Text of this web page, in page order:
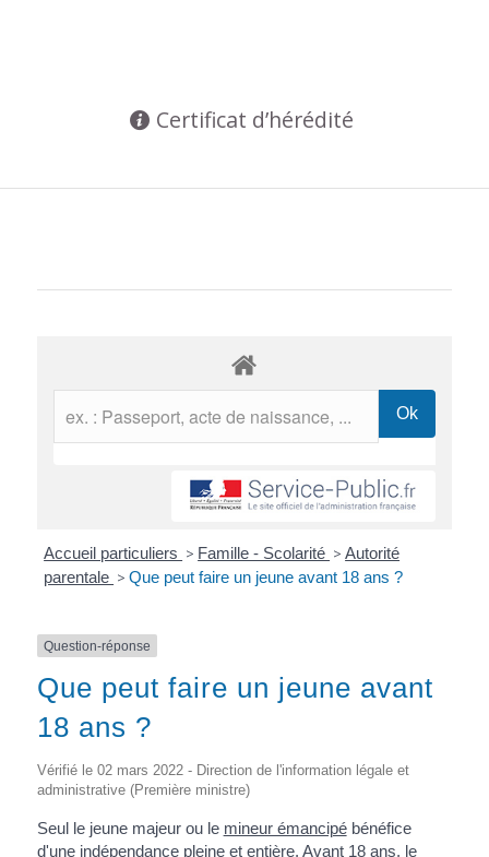
Certificat d’hérédité
Accueil particuliers > Famille - Scolarité > Autorité
parentale > Que peut faire un jeune avant 18 ans ?
Question-réponse
Que peut faire un jeune avant
18 ans ?
Vérifié le 02 mars 2022 - Direction de l'information légale et
administrative (Première ministre)
Seul le jeune majeur ou le mineur émancipébénéfice
d'une indépendance pleine et entière. Avant 18 ans, le